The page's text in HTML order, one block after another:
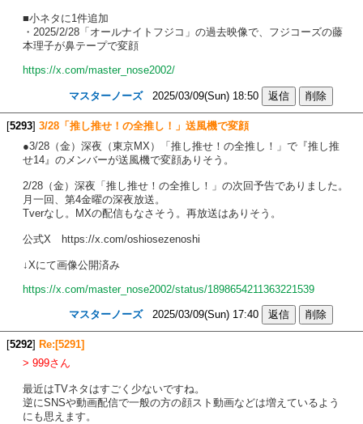
■小ネタに1件追加
・2025/2/28「オールナイトフジコ」の過去映像で、フジコーズの藤
本理子が鼻テープで変顔
https://x.com/master_nose2002/
マスターノーズ2025/03/09(Sun) 18:50
[5293] 3/28「推し推せ！の全推し！」送風機で変顔
●3/28（金）深夜（東京MX）「推し推せ！の全推し！」で『推し推
せ14』のメンバーが送風機で変顔ありそう。
2/28（金）深夜「推し推せ！の全推し！」の次回予告でありました。
月一回、第4金曜の深夜放送。
Tverなし。MXの配信もなさそう。再放送はありそう。
公式X https://x.com/oshiosezenoshi
↓Xにて画像公開済み
https://x.com/master_nose2002/status/1898654211363221539
マスターノーズ2025/03/09(Sun) 17:40
[5292] Re:[5291]
> 999さん
最近はTVネタはすごく少ないですね。
逆にSNSや動画配信で一般の方の顔スト動画などは増えているよう
にも思えます。